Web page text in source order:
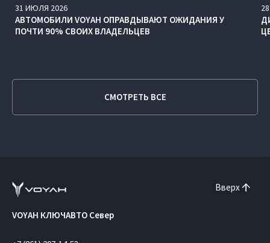
31 ИЮЛЯ 2026
АВТОМОБИЛИ VOYAH ОПРАВДЫВАЮТ ОЖИДАНИЯ У
ПОЧТИ 90% СВОИХ ВЛАДЕЛЬЦЕВ
28
СМОТРЕТЬ ВСЕ
Вверх
VOYAH КЛЮЧАВТО Север